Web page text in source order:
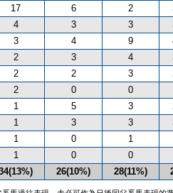
17 6 2
4 3 3
3 4 9
2 3 4
2 2 3
2 0
0
1 5 3
1 3 3
1 0
1
1 0 0
26(10%) 28(11%)